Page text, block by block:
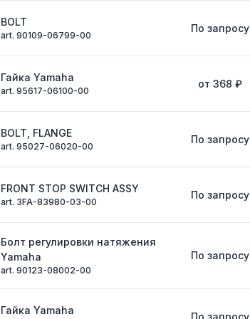
BOLT
art. 90109-06799-00
По запросу
Гайка Yamaha
art. 95617-06100-00
от 368 ₽
BOLT, FLANGE
art. 95027-06020-00
По запросу
FRONT STOP SWITCH ASSY
art. 3FA-83980-03-00
По запросу
Болт регулировки натяжения
Yamaha
art. 90123-08002-00
По запросу
Гайка Yamaha